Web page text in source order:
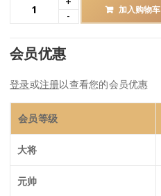
加入购物车
会员优惠
登录或注册以查看您的会员优惠
会员等级
大将
元帅